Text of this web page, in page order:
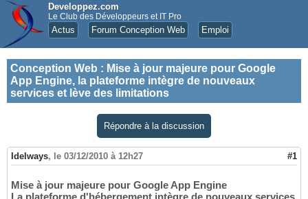
Developpez.com
Le Club des Développeurs et IT Pro
Actus Forum Conception Web Emploi
Conception Web : Mise à jour majeure pour Google
App Engine, la plateforme intègre de nouveaux
services et lève des limitations
Répondre à la discussion
Idelways, le 03/12/2010 à 12h27 #1
Mise à jour majeure pour Google App Engine